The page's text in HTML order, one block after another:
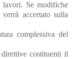
Se modifiche
accertato sulla
complessiva del
costituenti il